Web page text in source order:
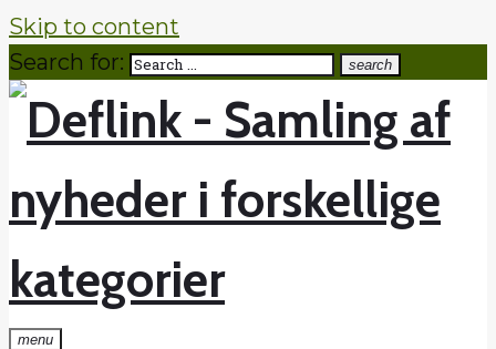
Skip to content
Search for:
search
menu